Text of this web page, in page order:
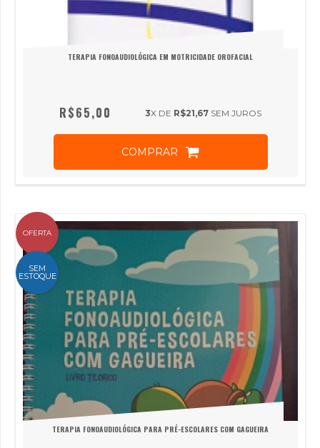
TERAPIA FONOAUDIOLÓGICA EM MOTRICIDADE OROFACIAL
R$65,00 3X DE R$21,67SEM JUROS
COMPRAR
OFERTA
SEM
ESTOQUE
TERAPIA FONOAUDIOLÓGICA PARA PRÉ-ESCOLARES COM GAGUEIRA